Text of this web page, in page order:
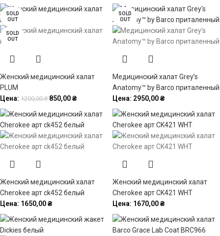
-29%
Женский медицинский халат
PLUM
Цена: 1200,00₴ 850,00₴
Медицинский халат Grey’s
Anatomy™ by Barco приталенный
Цена: 2950,00₴
Женский медицинский халат
Cherokee арт ck452 белый
Цена: 1650,00₴
Женский медицинский халат
Cherokee арт CK421 WHT
Цена: 1670,00₴
-15%
-43%
SOLD
OUT
SOLD
OUT
SOLD
OUT
SOLD
OUT
SOLD
OUT
SOLD
OUT